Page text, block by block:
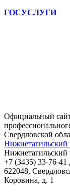
ГОСУСЛУГИ
Официальный
Свердловской
Нижнетагильский
Нижнетагильский
+7 (3435) 33-76-41
622048,
Коровина, д. 1